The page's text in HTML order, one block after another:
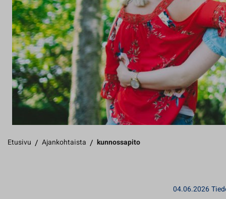
Etusivu / Ajankohtaista / kunnossapito
04.06.2026